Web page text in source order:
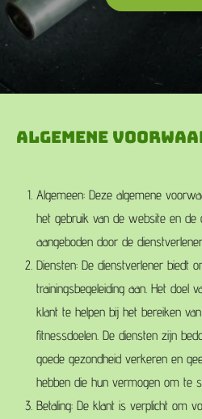
Algemene
Algemeen: Deze algemene
het gebruik van de website en de
aangeboden door de dienstverlener.
Diensten: De dienstverlener biedt
trainingsbegeleiding aan. Het doel
klant te helpen bij het bereiken
fitnessdoelen. De diensten zijn
goede gezondheid verkeren en
hebben die hun vermogen om te
Betaling: De klant is verplicht om